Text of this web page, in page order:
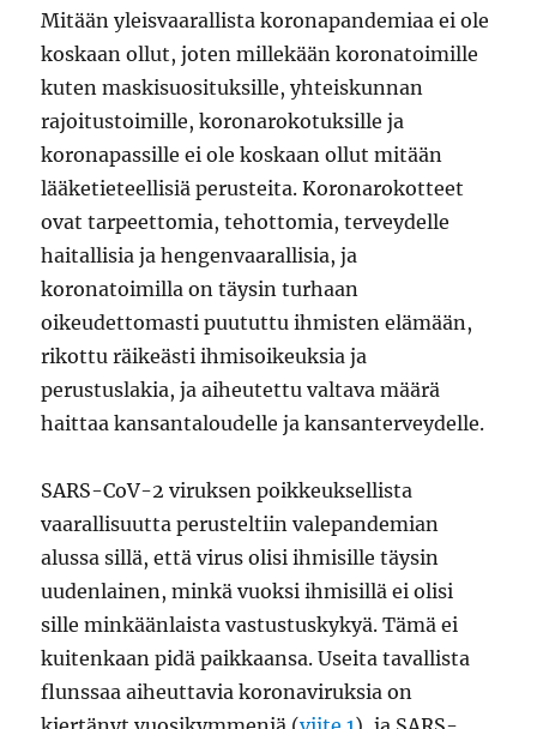
Mitään yleisvaarallista koronapandemiaa ei ole
koskaan ollut, joten millekään koronatoimille
kuten maskisuosituksille, yhteiskunnan
rajoitustoimille, koronarokotuksille ja
koronapassille ei ole koskaan ollut mitään
lääketieteellisiä perusteita. Koronarokotteet
ovat tarpeettomia, tehottomia, terveydelle
haitallisia ja hengenvaarallisia, ja
koronatoimilla on täysin turhaan
oikeudettomasti puututtu ihmisten elämään,
rikottu räikeästi ihmisoikeuksia ja
perustuslakia, ja aiheutettu valtava määrä
haittaa kansantaloudelle ja kansanterveydelle.
SARS-CoV-2 viruksen poikkeuksellista
vaarallisuutta perusteltiin valepandemian
alussa sillä, että virus olisi ihmisille täysin
uudenlainen, minkä vuoksi ihmisillä ei olisi
sille minkäänlaista vastustuskykyä. Tämä ei
kuitenkaan pidä paikkaansa. Useita tavallista
flunssaa aiheuttavia koronaviruksia on